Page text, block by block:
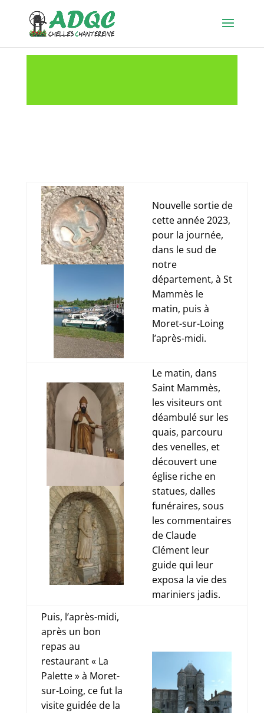
Nouvelle sortie de
cette année 2023,
pour la journée,
dans le sud de
notre
département, à St
Mammès le
matin, puis à
Moret-sur-Loing
l’après-midi.
Le matin, dans
Saint Mammès,
les visiteurs ont
déambulé sur les
quais, parcouru
des venelles, et
découvert une
église riche en
statues, dalles
funéraires, sous
les commentaires
de Claude
Clément leur
guide qui leur
exposa la vie des
mariniers jadis.
Puis, l’après-midi,
après un bon
repas au
restaurant « La
Palette » à Moret-
sur-Loing, ce fut la
visite guidée de la